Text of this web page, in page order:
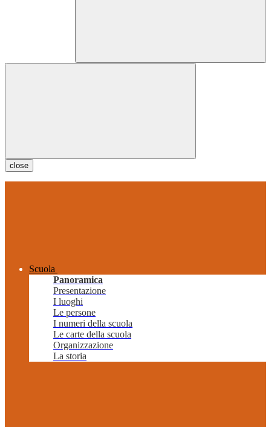
close
Scuola
Panoramica
Presentazione
I luoghi
Le persone
I numeri della scuola
Le carte della scuola
Organizzazione
La storia